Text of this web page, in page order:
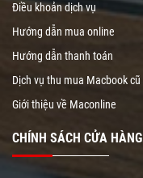
Điều khoản dịch vụ
Hướng dẫn mua online
Hướng dẫn thanh toán
Dịch vụ thu mua Macbook cũ
Giới thiệu về Maconline
CHÍNH SÁCH CỬA HÀNG